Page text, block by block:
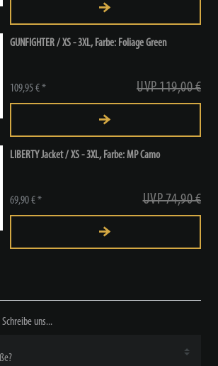
GUNFIGHTER / XS - 3XL, Farbe: Foliage Green
UVP 119,00 €
109,95 € *
LIBERTY Jacket / XS - 3XL, Farbe: MP Camo
UVP 74,90 €
69,90 € *
uns...